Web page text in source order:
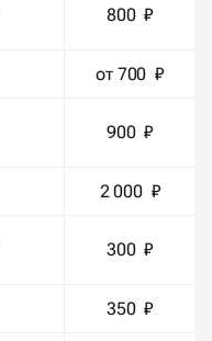
800 ₽
от 700 ₽
900 ₽
2 000 ₽
300 ₽
350 ₽